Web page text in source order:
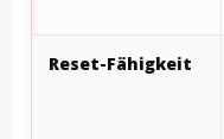
Reset-Fähigkeit